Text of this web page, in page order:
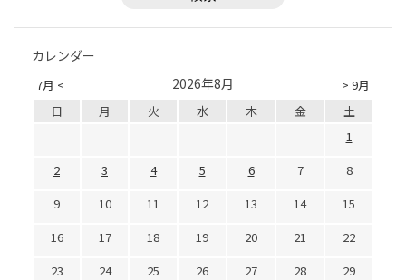
カレンダー
7月 < > 9月
2026年8月
日 月 火 水 木 金
土
1
2
3 4 5 6 7
8
9
10 11 12 13 14
15
16
17 18 19 20 21
22
23
24 25 26 27 28
29